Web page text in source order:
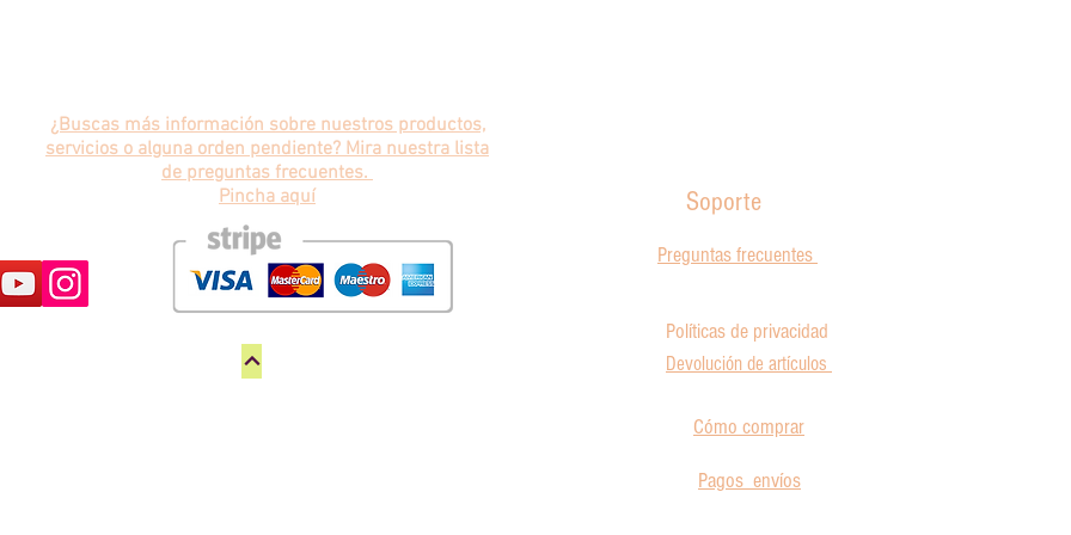
¿Buscas más información sobre nuestros productos,
servicios o alguna orden pendiente? Mira nuestra lista
de preguntas frecuentes.
Pincha aquí
Soporte
Preguntas frecuentes
Políticas de privacidad
Devolución de artículos
Cómo comprar
Pagos envíos